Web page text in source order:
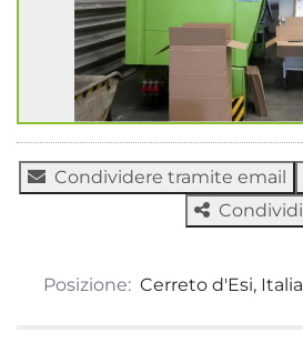
Condividere tramite email
Condividi
Posizione: Cerreto d'Esi, Italia